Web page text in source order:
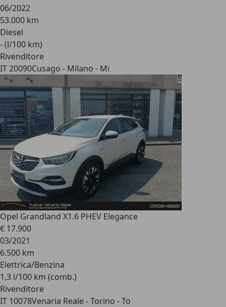
06/2022
53.000 km
Diesel
- (l/100 km)
Rivenditore
IT 20090Cusago - Milano - Mi
Opel Grandland X1.6 PHEV Elegance
€ 17.900
03/2021
6.500 km
Elettrica/Benzina
1,3 l/100 km (comb.)
Rivenditore
IT 10078Venaria Reale - Torino - To